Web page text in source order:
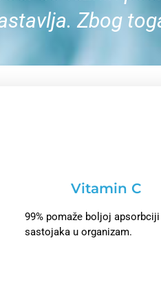
Zbog
Vitamin C
99% pomaže boljoj
sastojaka u organizam.